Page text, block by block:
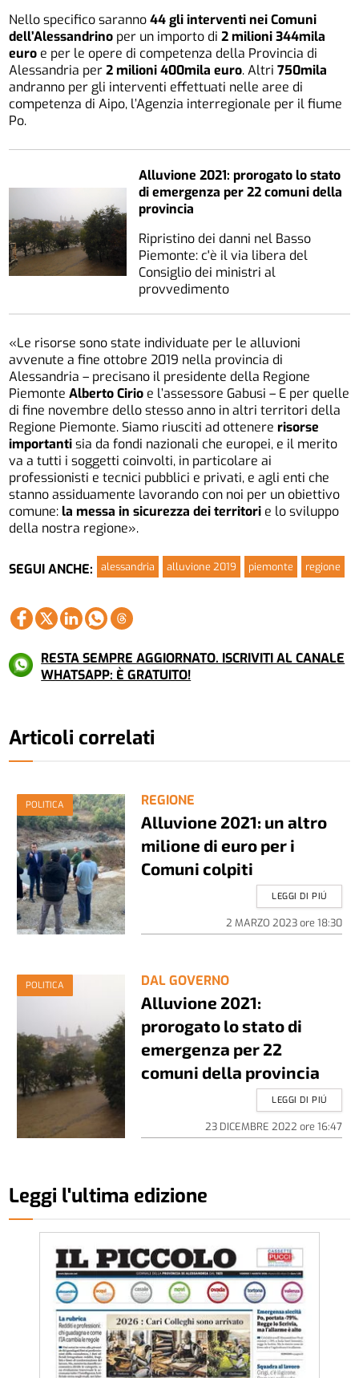
Nello specifico saranno44 gli interventi nei Comuni
dell’Alessandrino per un importo di2 milioni 344mila
euro e per le opere di competenza della Provincia di
Alessandria per2 milioni 400mila euro. Altri750mila
andranno per gli interventi effettuati nelle aree di
competenza di Aipo, l’Agenzia interregionale per il fiume
Po.
Alluvione 2021: prorogato lo stato
di emergenza per 22 comuni della
provincia
Ripristino dei danni nel Basso
Piemonte: c'è il via libera del
Consiglio dei ministri al
provvedimento
«Le risorse sono state individuate per le alluvioni
avvenute a fine ottobre 2019 nella provincia di
Alessandria – precisano il presidente della Regione
PiemonteAlberto Cirio e l’assessore Gabusi – E per quelle
di fine novembre dello stesso anno in altri territori della
Regione Piemonte. Siamo riusciti ad ottenere risorse
importantisia da fondi nazionali che europei, e il merito
va a tutti i soggetti coinvolti, in particolare ai
professionisti e tecnici pubblici e privati, e agli enti che
stanno assiduamente lavorando con noi per un obiettivo
comune:la messa in sicurezza dei territori e lo sviluppo
della nostra regione».
SEGUI ANCHE: alessandria alluvione 2019 piemonte regione
RESTA SEMPRE AGGIORNATO. ISCRIVITI AL CANALE
WHATSAPP: È GRATUITO!
Articoli correlati
POLITICA REGIONE
Alluvione 2021: un altro
milione di euro per i
Comuni colpiti
2 MARZO 2023ore 18:30
LEGGI DI PIÚ
POLITICA DAL GOVERNO
Alluvione 2021:
prorogato lo stato di
emergenza per 22
comuni della provincia
23 DICEMBRE 2022 ore 16:47
LEGGI DI PIÚ
Leggi l'ultima edizione